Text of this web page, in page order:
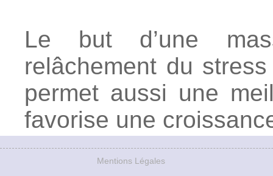
Le but d’une
relâchement du
permet aussi une
favorise une
Mentions Légales